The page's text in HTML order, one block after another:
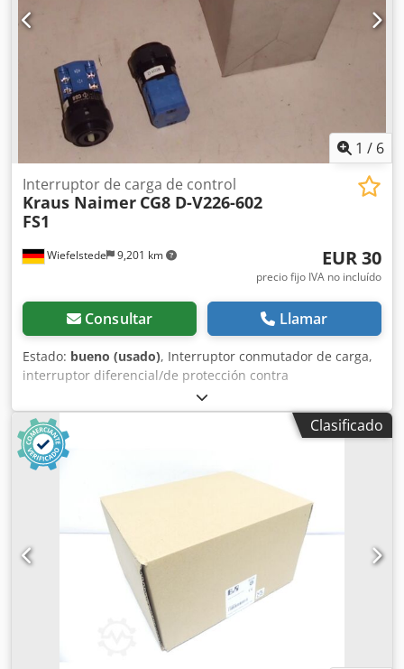
1 / 6
Wiefelstede 9,201 km
Interruptor de carga de control
Kraus Naimer CG8 D-V226-602
FS1
EUR 30
precio fijo IVA no incluído
Consultar Llamar
Estado: bueno (usado), Interruptor conmutador de carga,
interruptor diferencial/de protección contra
sobrecorriente, interruptor de protección del motor,
interruptor de inversión Cedob A I Sispfx Ad Sjrf -Tipo: CG8
D-V226-602 FS1 -Sin: Pomo de accionamiento -Precio: por
unidad -Cantidad: 22 interruptores disponibles -Peso: 0,6
kg
Clasificado